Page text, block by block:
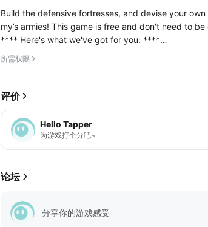
Build the defensive fortresses, and devise your
my’s armies! This game is free and don't need to
**** Here's what we've got for you: ****
- Enjoy 50 exciting tower defense levels
所需权限
评价
Hello Tapper
为游戏打个分吧~
论坛
分享你的游戏感受